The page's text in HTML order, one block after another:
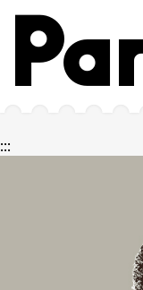
跳到主要內容區塊
網站導覽
:::